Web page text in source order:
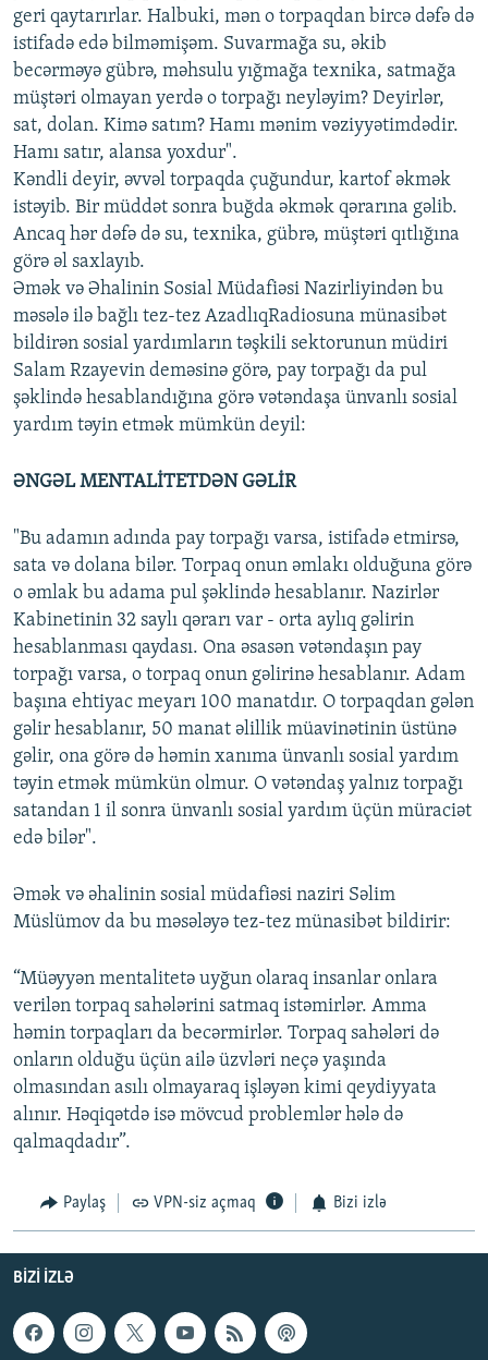
geri qaytarırlar. Halbuki, mən o torpaqdan bircə dəfə də
istifadə edə bilməmişəm. Suvarmağa su, əkib
becərməyə gübrə, məhsulu yığmağa texnika, satmağa
müştəri olmayan yerdə o torpağı neyləyim? Deyirlər,
sat, dolan. Kimə satım? Hamı mənim vəziyyətimdədir.
Hamı satır, alansa yoxdur".
Kəndli deyir, əvvəl torpaqda çuğundur, kartof əkmək
istəyib. Bir müddət sonra buğda əkmək qərarına gəlib.
Ancaq hər dəfə də su, texnika, gübrə, müştəri qıtlığına
görə əl saxlayıb.
Əmək və Əhalinin Sosial Müdafiəsi Nazirliyindən bu
məsələ ilə bağlı tez-tez AzadlıqRadiosuna münasibət
bildirən sosial yardımların təşkili sektorunun müdiri
Salam Rzayevin deməsinə görə, pay torpağı da pul
şəklində hesablandığına görə vətəndaşa ünvanlı sosial
yardım təyin etmək mümkün deyil:
ƏNGƏL MENTALİTETDƏN GƏLİR
"Bu adamın adında pay torpağı varsa, istifadə etmirsə,
sata və dolana bilər. Torpaq onun əmlakı olduğuna görə
o əmlak bu adama pul şəklində hesablanır. Nazirlər
Kabinetinin 32 saylı qərarı var - orta aylıq gəlirin
hesablanması qaydası. Ona əsasən vətəndaşın pay
torpağı varsa, o torpaq onun gəlirinə hesablanır. Adam
başına ehtiyac meyarı 100 manatdır. O torpaqdan gələn
gəlir hesablanır, 50 manat əlillik müavinətinin üstünə
gəlir, ona görə də həmin xanıma ünvanlı sosial yardım
təyin etmək mümkün olmur. O vətəndaş yalnız torpağı
satandan 1 il sonra ünvanlı sosial yardım üçün müraciət
edə bilər".
Əmək və əhalinin sosial müdafiəsi naziri Səlim
Müslümov da bu məsələyə tez-tez münasibət bildirir:
“Müəyyən mentalitetə uyğun olaraq insanlar onlara
verilən torpaq sahələrini satmaq istəmirlər. Amma
həmin torpaqları da becərmirlər. Torpaq sahələri də
onların olduğu üçün ailə üzvləri neçə yaşında
olmasından asılı olmayaraq işləyən kimi qeydiyyata
alınır. Həqiqətdə isə mövcud problemlər hələ də
qalmaqdadır”.
Paylaş VPN-siz açmaq Bizi izlə
BIZI IZLƏ